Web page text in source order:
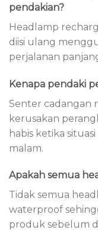
pendakian?
Headlamp
diisi ulang
perjalanan
Kenapa pendaki
Senter cadangan
kerusakan
habis ketika
malam.
Apakah semua
Tidak semua
waterproof
produk sebelum